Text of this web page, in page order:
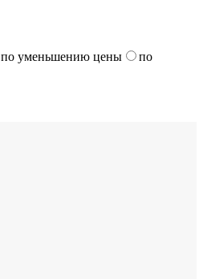
по уменьшению цены
по